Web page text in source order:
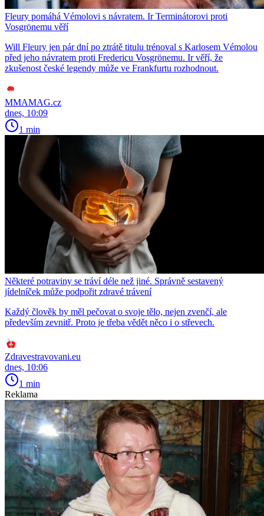
Fleury pomáhá Vémolovi s návratem. Ir Terminátorovi proti
Vosgrönemu věří
Will Fleury jen pár dní po ztrátě titulu trénoval s Karlosem Vémolou
před jeho návratem proti Fredericu Vosgrönemu. Ir věří, že
zkušenost české legendy může ve Frankfurtu rozhodnout.
MMAMAG.cz
dnes, 10:09
1 min
Některé potraviny se tráví déle než jiné. Správně sestavený
jídelníček může podpořit zdravé trávení
Každý člověk by měl pečovat o svoje tělo, nejen zvenčí, ale
především zevnitř. Proto je třeba vědět něco i o střevech.
Zdravestravovani.eu
dnes, 10:06
1 min
Reklama